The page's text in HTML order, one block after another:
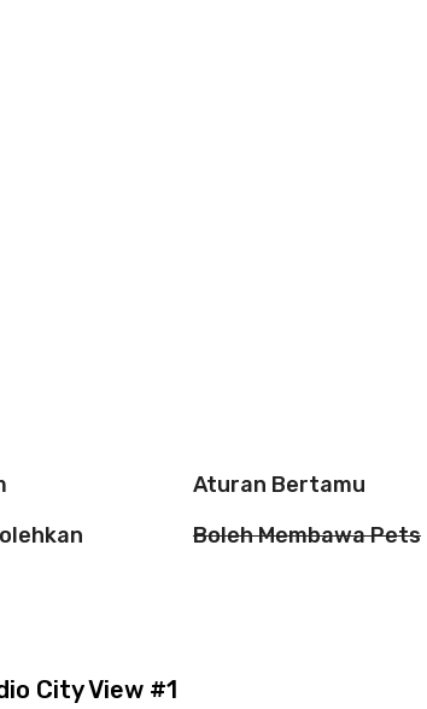
Aturan Bertamu
Boleh Membawa Pets
City View #1